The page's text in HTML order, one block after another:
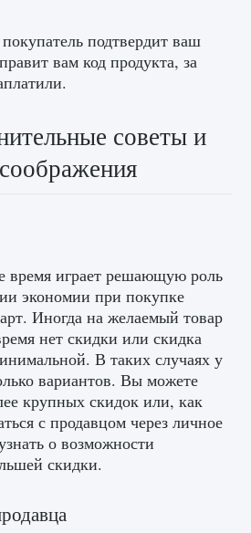
подтвердит ваш
вам код продукта, за
советы и
соображения
время играет решающую роль
экономии при покупке
Иногда на желаемый товар
нет скидки или скидка
В таких случаях у
вариантов. Вы можете
крупных скидок или, как
с продавцом через личное
о возможности
скидки.